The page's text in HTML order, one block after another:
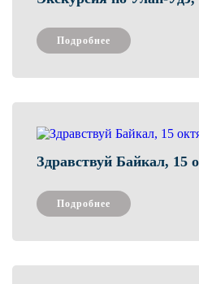
Подробнее
Здравствуй Байкал, 15
Подробнее